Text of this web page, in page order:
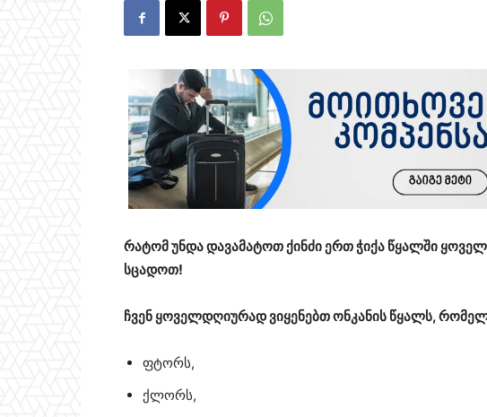
რატომ უნდა დავამატოთ ქინძი ერთ ჭიქა წყალში
სცადოთ!
ჩვენ ყოველდღიურად ვიყენებთ ონკანის წყალს,
ფტორს,
ქლორს,